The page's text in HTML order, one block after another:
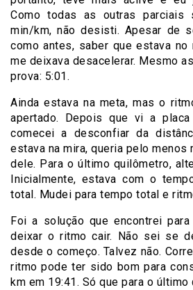
Como todas as outras parciais
min/km, não desisti. Apesar de
como antes, saber que estava
me deixava desacelerar. Mesmo
prova: 5:01.
Ainda estava na meta, mas o
apertado. Depois que vi a
comecei a desconfiar da
estava na mira, queria pelo menos
dele. Para o último quilômetro,
Inicialmente, estava com o
total. Mudei para tempo total e
Foi a solução que encontrei
deixar o ritmo cair. Não sei se
desde o começo. Talvez não.
ritmo pode ter sido bom para
km em 19:41. Só que para o